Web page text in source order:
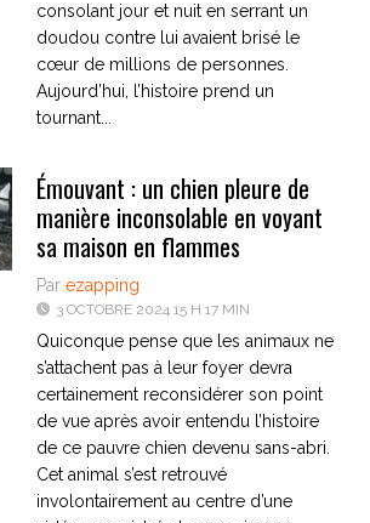
consolant jour et nuit en serrant un
doudou contre lui avaient brisé le
cœur de millions de personnes.
Aujourd’hui, l’histoire prend un
tournant...
Émouvant : un chien pleure de
manière inconsolable en voyant
sa maison en flammes
Par ezapping
3 OCTOBRE 2024 15 H 17 MIN
Quiconque pense que les animaux ne
s’attachent pas à leur foyer devra
certainement reconsidérer son point
de vue après avoir entendu l’histoire
de ce pauvre chien devenu sans-abri.
Cet animal s’est retrouvé
involontairement au centre d’une